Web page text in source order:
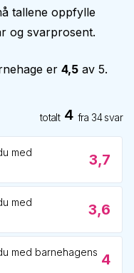
tallene oppfylle
og svarprosent.
er 4,5 av 5.
totalt 4 fra 34svar
med
3,7
med
3,6
med barnehagens 4